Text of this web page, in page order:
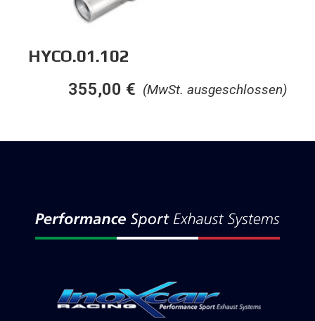
HYCO.01.102
(MwSt. ausgeschlossen)
355,00 €